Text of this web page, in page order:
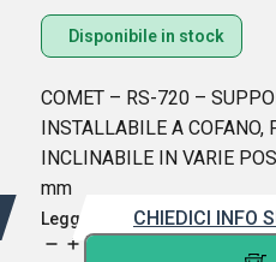
Disponibile in stock
COMET – RS-720 –
INSTALLABILE A COFANO,
INCLINABILE IN VARIE
mm
Leggi di più CHIEDICI INFO
COMET